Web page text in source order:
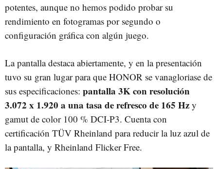
potentes, aunque no hemos podido probar su
rendimiento en fotogramas por segundo o
configuración gráfica con algún juego.
La pantalla destaca abiertamente, y en la presentación
tuvo su gran lugar para que HONOR se vanagloriase de
sus especificaciones: pantalla 3K con resolución
3.072 x 1.920 a una tasa de refresco de 165 Hz y
gamut de color 100 % DCI-P3. Cuenta con
certificación TÜV Rheinland para reducir la luz azul de
la pantalla, y Rheinland Flicker Free.